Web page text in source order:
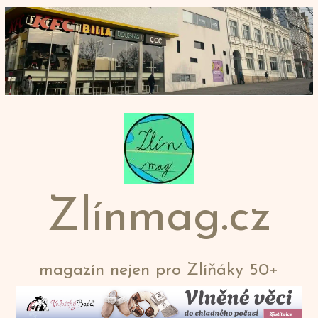
Přeskočit
na
obsah
Zlínmag.cz
magazín nejen pro Zlíňáky 50+